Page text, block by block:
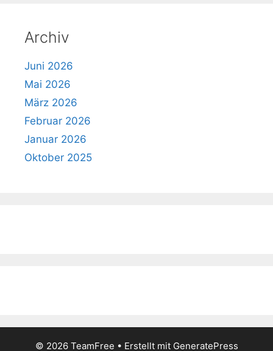
Archiv
Juni 2026
Mai 2026
März 2026
Februar 2026
Januar 2026
Oktober 2025
© 2026 TeamFree • Erstellt mit GeneratePress